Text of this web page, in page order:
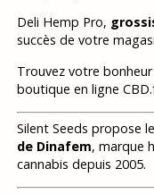
Deli Hemp Pro,
succès de votre
Trouvez votre
boutique en ligne
Silent Seeds propose
de Dinafem, marque
cannabis depuis 2005.